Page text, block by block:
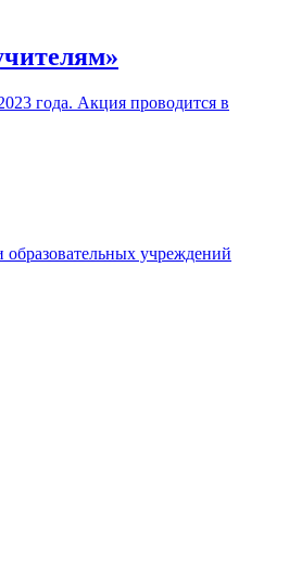
года. Акция проводится в
учреждений